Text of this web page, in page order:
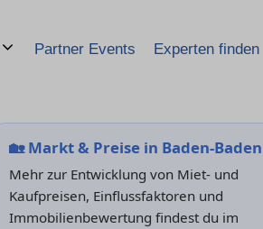
Partner Events Experten finden
🏡Markt & Preise in Baden-Baden
Mehr zur Entwicklung von Miet- und
Kaufpreisen, Einflussfaktoren und
Immobilienbewertung findest du im